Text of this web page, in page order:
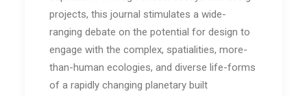
projects, this journal stimulates a wide-
ranging debate on the potential for design to
engage with the complex, spatialities, more-
than-human ecologies, and diverse life-forms
of a rapidly changing planetary built